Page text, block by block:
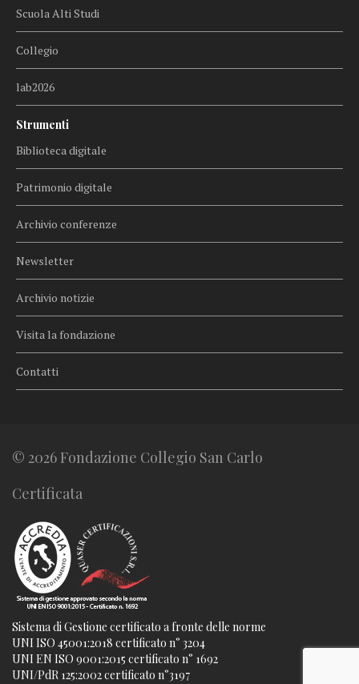
Scuola Alti Studi
Collegio
lab2026
Strumenti
Biblioteca digitale
Patrimonio digitale
Archivio conferenze
Newsletter
Archivio notizie
Visita la fondazione
Contatti
© 2026 Fondazione Collegio San Carlo
Certificata
Sistema di Gestione certificato a fronte delle norme
UNI ISO 45001:2018 certificato n° 3204
UNI EN ISO 9001:2015 certificato n° 1692
UNI/PdR 125:2002 certificato n°3197